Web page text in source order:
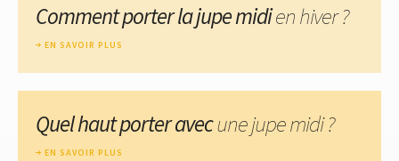
Comment porter la jupe midien hiver ?
EN SAVOIR PLUS
Quel haut porter avecune jupe midi ?
EN SAVOIR PLUS